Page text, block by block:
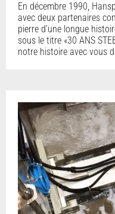
En décembre 1990,
avec deux partenaires
pierre d’une longue
sous le titre «30 ANS
notre histoire avec vous